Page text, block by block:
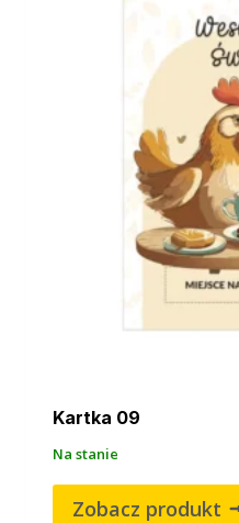
Kartka 09
Na stanie
Zobacz produkt